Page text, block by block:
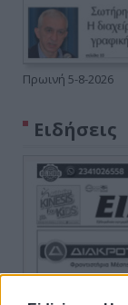
Πρωινή 5-8-2026
Ειδήσεις